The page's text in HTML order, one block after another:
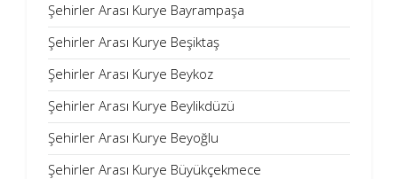
Şehirler Arası Kurye Bayrampaşa
Şehirler Arası Kurye Beşiktaş
Şehirler Arası Kurye Beykoz
Şehirler Arası Kurye Beylikdüzü
Şehirler Arası Kurye Beyoğlu
Şehirler Arası Kurye Büyükçekmece